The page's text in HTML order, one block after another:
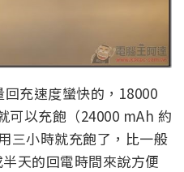
充速度蠻快的，18000
可以充飽（24000 mAh 約
三小時就充飽了，比一般
天的回電時間來說方便